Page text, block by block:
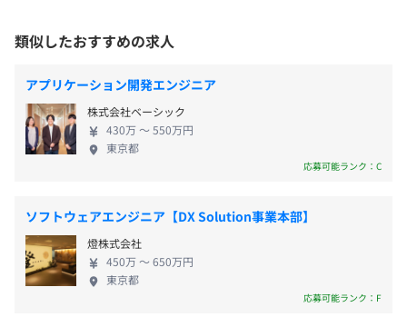
〜デザインシミュレーター付クラウド型オンデマンドEC
サイト〜
エンジニア不要で早期導入・立ち上げが可能。直感的な操
作にて登録・運用ができるデザインシミュレーターつきオ
トフォームです。
https://makertown.jp/
◾️『エンタメグッズFulfillment！』
〜エンコマ(エンターテインメント×コマース)〜
都営地下鉄 三田線「春日駅」A4出口から徒歩2分
東京メトロ 南北線/丸ノ内線「後楽園駅」8番出口 すぐ
JR中央線/総武線「水道橋駅」東口から徒歩14分
文京コミュニティバス B-ぐる 「富坂下」すぐ
・完全週休2日制(土日祝休み)
・年末年始休暇(5日)
・産前産後休暇
・慶弔休暇
・交通費支給(月5万円まで)
・職務手当(職務毎に基準を満たす場合に支給)
・専門職特別手当
も、小ロットからオリジナルデザインのグッズ製作
ができたり、また事業者向けにはそのオンデマンド
のものづくりを実施するための生産管理システムを
提供しております。 これらの事業は多くのお客様の
支持を受けることで2022年3月には東証グロースに上
場することができ、国内外へさらに新しいサービス
を提供していきたいと考えています。 今後も私たち
に最高のプリント商品を提供することで、オンデマ
ンドプリント市場の認知拡大をはかるとともに、さ
らなる成長を続けてまいります。 当社は、社員一人
ひとりが自己実現を追求し、仲間と協力しながら目
標を達成することを大切にしています。私たちは、新
類似したおすすめの求人
アプリケーション開発エンジニア
株式会社ベーシック
430万 〜 550万円
東京都
応募可能ランク：C
ソフトウェアエンジニア【DX Solution事業本部】
燈株式会社
450万 〜 650万円
東京都
応募可能ランク：F